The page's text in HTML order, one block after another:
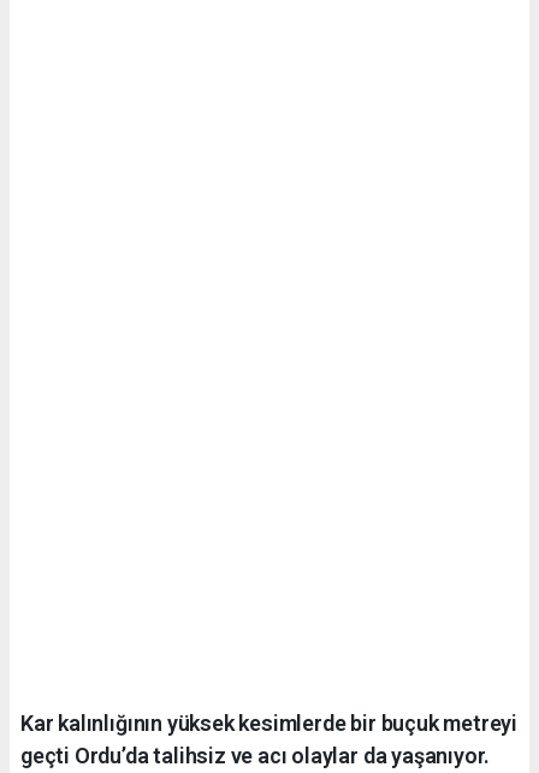
Kar kalınlığının yüksek kesimlerde bir buçuk metreyi
geçti Ordu’da talihsiz ve acı olaylar da yaşanıyor.